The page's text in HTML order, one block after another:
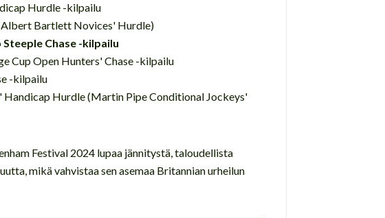
Hurdle -kilpailu
Bartlett Novices' Hurdle)
Chase -kilpailu
Cup Open Hunters' Chase -kilpailu
-kilpailu
Hurdle (Martin Pipe Conditional Jockeys'
Festival 2024 lupaa jännitystä, taloudellista
mikä vahvistaa sen asemaa Britannian urheilun